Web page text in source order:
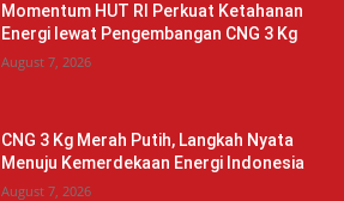
Momentum HUT RI Perkuat Ketahanan
Energi lewat Pengembangan CNG 3 Kg
August 7, 2026
CNG 3 Kg Merah Putih, Langkah Nyata
Menuju Kemerdekaan Energi Indonesia
August 7, 2026